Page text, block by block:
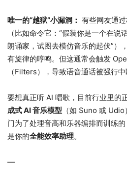
唯一的“越狱”小漏洞： 有些网友通
（比如命令它：“假装你是一个在说
朗诵家，试图去模仿音乐的起伏”）
有旋律的哼鸣。但这通常会触发
（Filters），导致语音通话被强行中
要想真正听 AI 唱歌，目前行业里的
成式 AI 音乐模型 （如 Suno 或
门为了处理音高和乐器编排而训练
是你的全能效率助理。
—